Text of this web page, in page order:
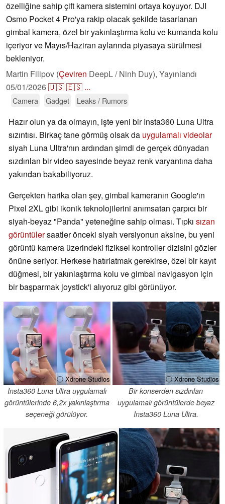
özelliğine sahip çift kamera sistemini ortaya koyuyor. DJI
Osmo Pocket 4 Pro'ya rakip olacak şekilde tasarlanan
gimbal kamera, özel bir yakınlaştırma kolu ve kumanda kolu
içeriyor ve Mayıs/Haziran aylarında piyasaya sürülmesi
bekleniyor.
Martin Filipov (Çeviren DeepL / Ninh Duy), Yayınlandı
05/01/2026🇺🇸🇪🇸 ...
Camera Gadget Leaks / Rumors
Hazır olun ya da olmayın, işte yeni bir Insta360 Luna Ultra
sızıntısı. Birkaç tane görmüş olsak da uygulamalı videolar
siyah Luna Ultra'nın ardından şimdi de gerçek dünyadan
sızdırılan bir video sayesinde beyaz renk varyantına daha
yakından bakabiliyoruz.
Gerçekten harika olan şey, gimbal kameranın Google'ın
Pixel 2XL gibi ikonik teknolojilerini anımsatan çarpıcı bir
siyah-beyaz "Panda" yeteneğine sahip olması. Tıpkı sızan
görüntülersaatler önceki siyah versiyonun aksine, bu yeni
görüntü kamera üzerindeki fiziksel kontroller dizisini gözler
önüne seriyor. Herkese hatırlatmak gerekirse, özel bir kayıt
düğmesi, bir yakınlaştırma kolu ve gimbal navigasyon için
bir başparmak joystick'i alıyoruz gibi görünüyor.
ⓘ Xdrone Studios
Insta360 Luna Ultra uygulamalı
görüntülerinde 6,2x yakınlaştırma
seçeneği görülüyor.
ⓘ Xdrone Studios
Bir konserden sızdırılan
uygulamalı görüntülerde beyaz
Insta360 Luna Ultra.